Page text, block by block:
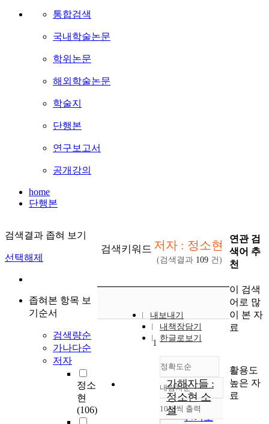
통합검색
국내학술논문
학위논문
해외학술논문
학술지
단행본
연구보고서
공개강의
home
단행본
검색결과 좁혀 보기
선택해제
좁혀본 항목 보
기순서
검색량순
가나다순
저자
정소
현
(106)
검색키워드 저자 : 정소현
(검색결과 109 건)
내보내기
내책장담기
한글로보기
정확도순
정확도
순
인기도
내림차순
내림차순
10개씩 출력
1
가해자들 :
정소현 소
설
연관 검
색어 추
천
이 검색
어로 많
이 본 자
료
활용도
높은 자
료